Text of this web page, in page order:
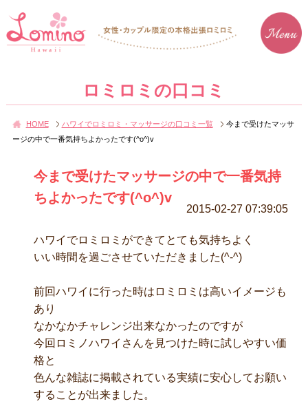
ロミロミの口コミ
HOME ハワイでロミロミ・マッサージの口コミ一覧
今まで受けたマッサ
ージの中で一番気持ちよかったです(^o^)v
今まで受けたマッサージの中で一番気持
ちよかったです(^o^)v
2015-02-27 07:39:05
ハワイでロミロミができてとても気持ちよく
いい時間を過ごさせていただきました(^-^)
前回ハワイに行った時はロミロミは高いイメージも
あり
なかなかチャレンジ出来なかったのですが
今回ロミノハワイさんを見つけた時に試しやすい価
格と
色んな雑誌に掲載されている実績に安心してお願い
することが出来ました。